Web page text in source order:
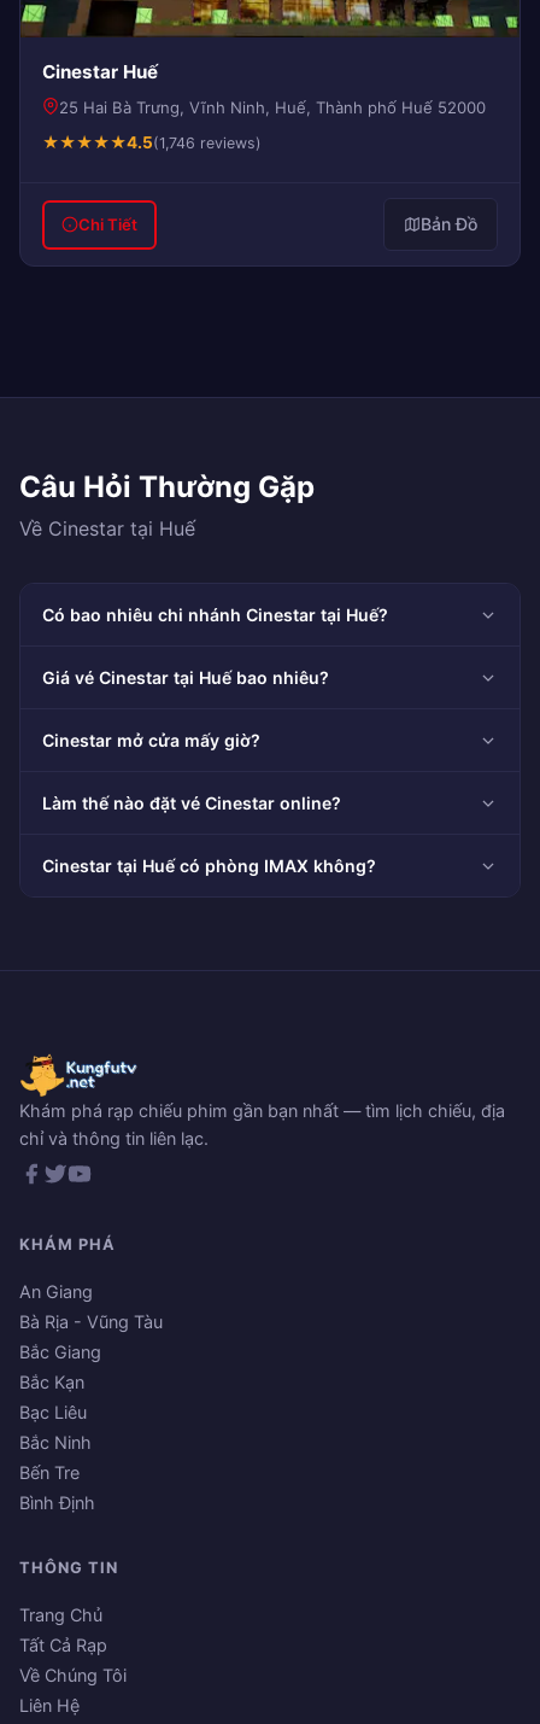
Cinestar Huế
25 Hai Bà Trưng, Vĩnh Ninh, Huế, Thành phố Huế 52000
★★★★★4.5(1,746 reviews)
Chi Tiết Bản Đồ
Câu Hỏi Thường Gặp
Về Cinestar tại Huế
Có bao nhiêu chi nhánh Cinestar tại Huế?
Giá vé Cinestar tại Huế bao nhiêu?
Cinestar mở cửa mấy giờ?
Làm thế nào đặt vé Cinestar online?
Cinestar tại Huế có phòng IMAX không?
Khám phá rạp chiếu phim gần bạn nhất — tìm lịch chiếu, địa
chỉ và thông tin liên lạc.
KHÁM PHÁ
An Giang
Bà Rịa - Vũng Tàu
Bắc Giang
Bắc Kạn
Bạc Liêu
Bắc Ninh
Bến Tre
Bình Định
THÔNG TIN
Trang Chủ
Tất Cả Rạp
Về Chúng Tôi
Liên Hệ